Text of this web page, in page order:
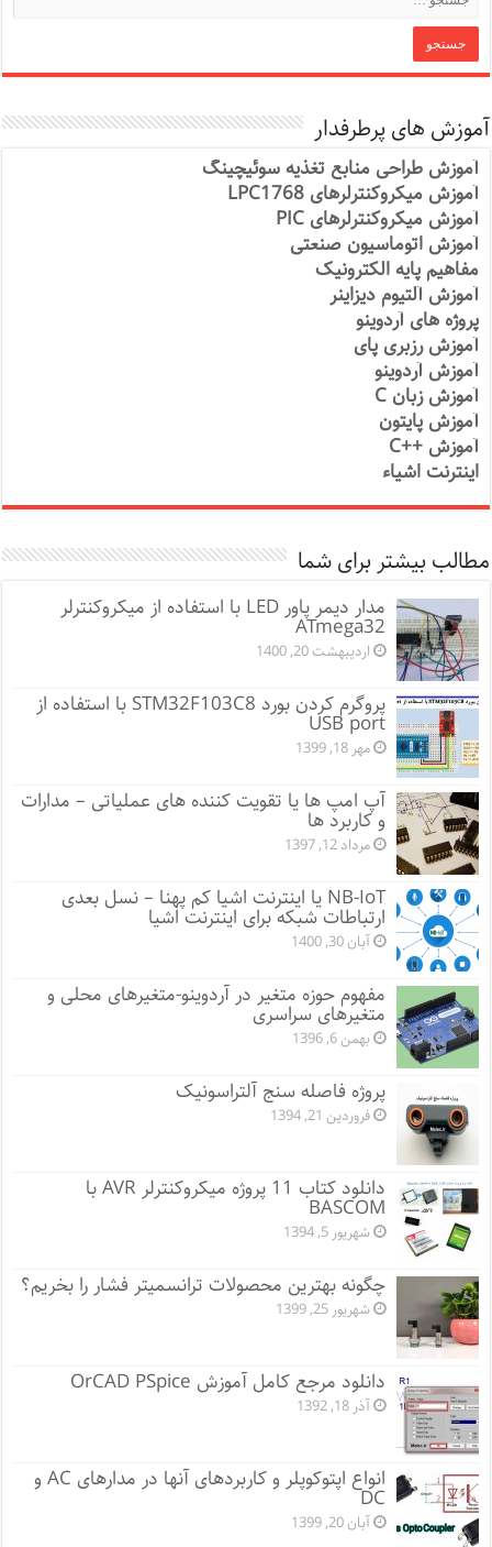
آموزش های پرطرفدار
آموزش طراحی منابع تغذیه سوئیچینگ
آموزش میکروکنترلرهای LPC1768
آموزش میکروکنترلرهای PIC
آموزش اتوماسیون صنعتی
مفاهیم پایه الکترونیک
آموزش آلتیوم دیزاینر
پروژه های آردوینو
آموزش رزبری پای
آموزش آردوینو
آموزش زبان C
آموزش پایتون
آموزش ++C
اینترنت اشیاء
مطالب بیشتر برای شما
مدار دیمر پاور LED با استفاده از میکروکنترلر
ATmega32
اردیبهشت 20, 1400
پروگرم کردن بورد STM32F103C8 با استفاده از
USB port
مهر 18, 1399
آپ امپ ها یا تقویت کننده های عملیاتی – مدارات
و کاربرد ها
مرداد 12, 1397
NB-IoT یا اینترنت اشیا کم پهنا – نسل بعدی
ارتباطات شبکه برای اینترنت اشیا
آبان 30, 1400
مفهوم حوزه متغیر در آردوینو-متغیرهای محلی و
متغیرهای سراسری
بهمن 6, 1396
پروژه فاصله سنج آلتراسونیک
فروردین 21, 1394
دانلود کتاب 11 پروژه میکروکنترلر AVR با
BASCOM
شهریور 5, 1394
چگونه بهترین محصولات ترانسمیتر فشار را بخریم؟
شهریور 25, 1399
دانلود مرجع کامل آموزش OrCAD PSpice
آذر 18, 1392
انواع اپتوکوپلر و کاربردهای آنها در مدارهای AC و
DC
آبان 20, 1399